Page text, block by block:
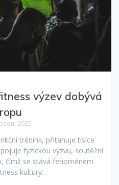
výzev dobývá
2025
trénink, přitahuje tisíce
fyzickou výzvu, soutěžní
čímž se stává fenoménem
kultury.